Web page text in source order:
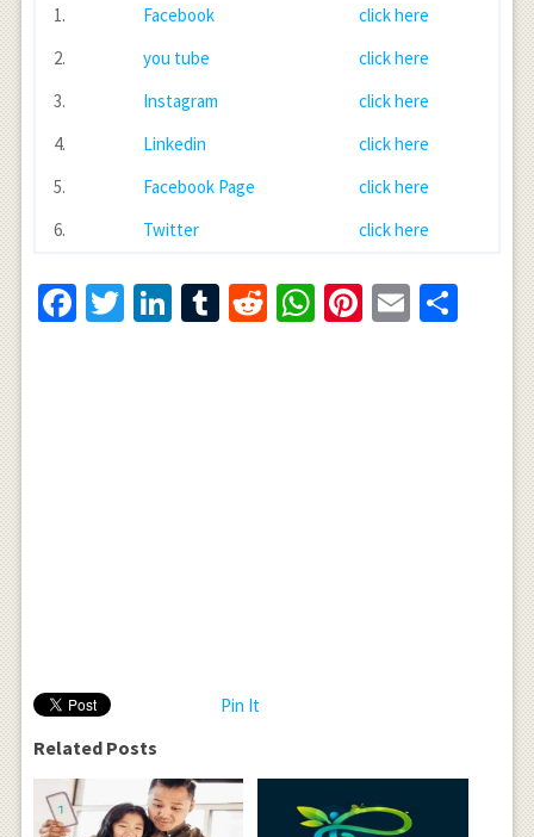
1.
Facebook
click here
2.
you tube
click here
3.
Instagram
click here
4.
Linkedin
click here
5.
Facebook Page
click here
6.
Twitter click here
Facebook
Twitter
LinkedIn
Tumblr
RedditWhatsApp
Pinterest
Email
Pin It
Related Posts